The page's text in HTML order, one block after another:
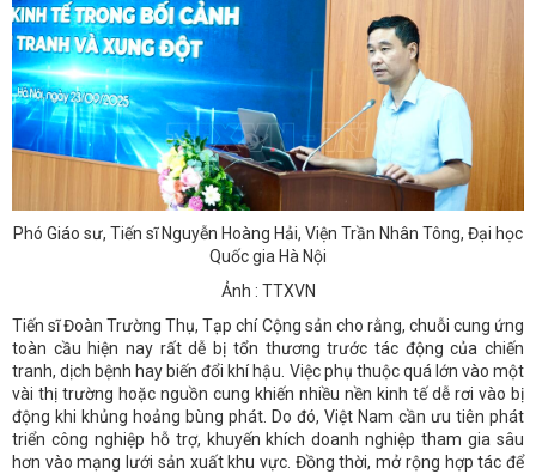
Phó Giáo sư, Tiến sĩ Nguyễn Hoàng Hải, Viện Trần Nhân Tông, Đại học
Quốc gia Hà Nội
Ảnh : TTXVN
Tiến sĩ Đoàn Trường Thụ, Tạp chí Cộng sản cho rằng, chuỗi cung ứng
toàn cầu hiện nay rất dễ bị tổn thương trước tác động của chiến
tranh, dịch bệnh hay biến đổi khí hậu. Việc phụ thuộc quá lớn vào một
vài thị trường hoặc nguồn cung khiến nhiều nền kinh tế dễ rơi vào bị
động khi khủng hoảng bùng phát. Do đó, Việt Nam cần ưu tiên phát
triển công nghiệp hỗ trợ, khuyến khích doanh nghiệp tham gia sâu
hơn vào mạng lưới sản xuất khu vực. Đồng thời, mở rộng hợp tác để